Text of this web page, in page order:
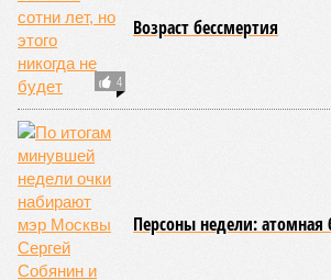
4
Возраст бессмертия
Персоны недели: атомная